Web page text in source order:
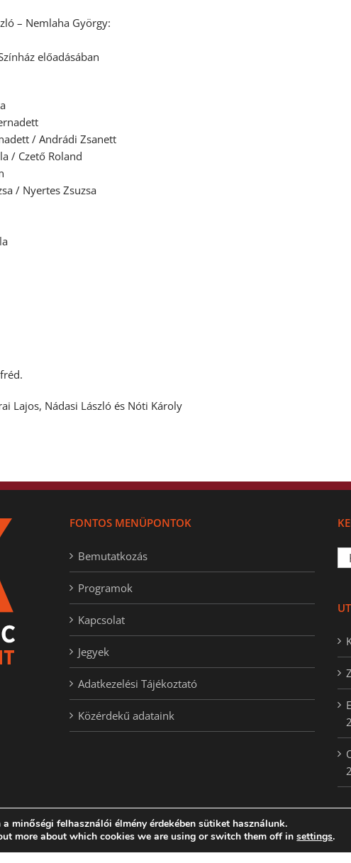
– Nemlaha György:
előadásában
/ Andrádi Zsanett
Czető Roland
/ Nyertes Zsuzsa
Lajos, Nádasi László és Nóti Károly
FONTOS MENÜPONTOK
Bemutatkozás
Programok
Kapcsolat
Jegyek
Adatkezelési Tájékoztató
Közérdekű adataink
minőségi felhasználói élmény érdekében sütiket használunk.
more about which cookies we are using or switch them off insettings.